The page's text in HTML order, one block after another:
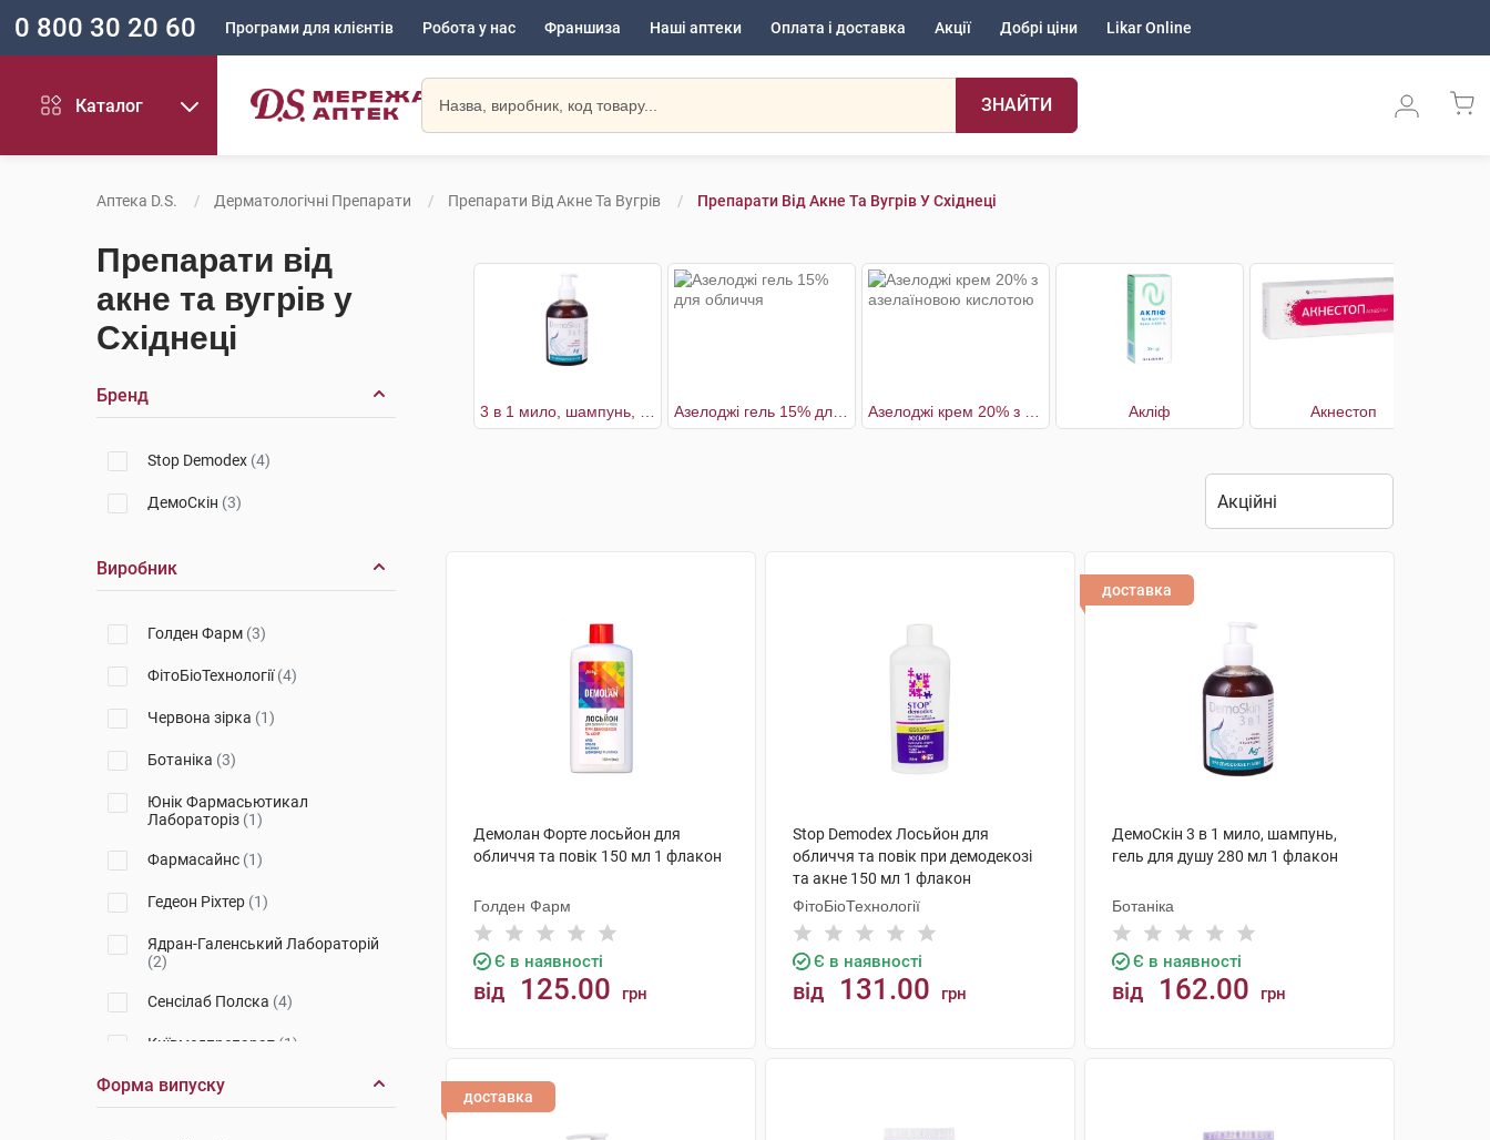
0 800 30 20 60 Програми для клієнтів Робота у нас Франшиза Наші аптеки Оплата і доставка Акції Добрі ціни Likar Online
Каталог ЗНАЙТИ
Аптека D.S. Дерматологічні Препарати Препарати Від Акне Та Вугрів Препарати Від Акне Та Вугрів У Східнеці
Препарати від
акне та вугрів у
Східнеці
Бренд
Stop Demodex (4)
ДемоСкін (3)
Виробник
Голден Фарм (3)
ФітоБіоТехнології(4)
Червона зірка (1)
Ботаніка (3)
Юнік Фармасьютикал
Лабораторіз (1)
Фармасайнс (1)
Гедеон Ріхтер (1)
Ядран-Галенський Лабораторій
(2)
Сенсілаб Полска (4)
Київмедпрепарат (1)
ЛЕО Фарма А/С
Форма випуску
Акліф Акнестоп
Демолан Форте лосьйон для
обличчя та повік 150 мл 1 флакон
Голден Фарм
Є в наявності
від 125.00 грн
Stop Demodex Лосьйон для
обличчя та повік при демодекозі
та акне 150 мл 1 флакон
ФітоБіоТехнології
Є в наявності
від 131.00 грн
доставка
ДемоСкін 3 в 1 мило, шампунь,
гель для душу 280 мл 1 флакон
Ботаніка
Є в наявності
від 162.00 грн
доставка